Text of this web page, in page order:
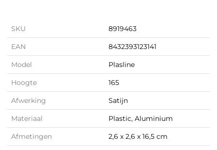
SKU 8919463
EAN 8432393123141
Model Plasline
Hoogte 165
Afwerking Satijn
Materiaal Plastic, Aluminium
Afmetingen 2,6 x 2,6 x 16,5 cm